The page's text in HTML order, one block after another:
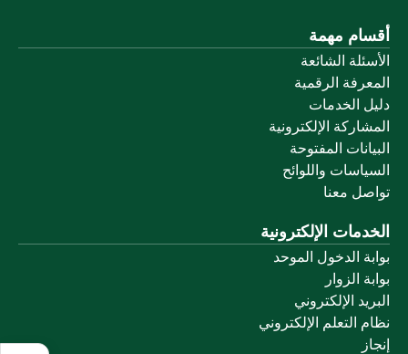
أقسام مهمة
الأسئلة الشائعة
المعرفة الرقمية
دليل الخدمات
المشاركة الإلكترونية
البيانات المفتوحة
السياسات واللوائح
تواصل معنا
الخدمات الإلكترونية
بوابة الدخول الموحد
بوابة الزوار
البريد الإلكتروني
نظام التعلم الإلكتروني
إنجاز